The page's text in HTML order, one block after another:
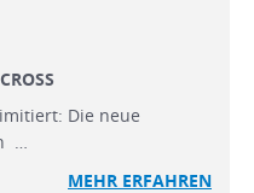
Die neue
…
MEHR ERFAHREN